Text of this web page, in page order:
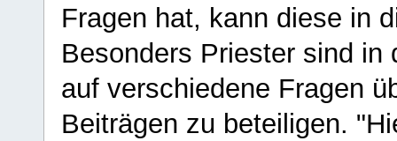
Fragen hat, kann diese in
Besonders Priester sind in
auf verschiedene Fragen
Beiträgen zu beteiligen.